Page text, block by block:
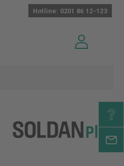
Hotline: 0201 86 12-123